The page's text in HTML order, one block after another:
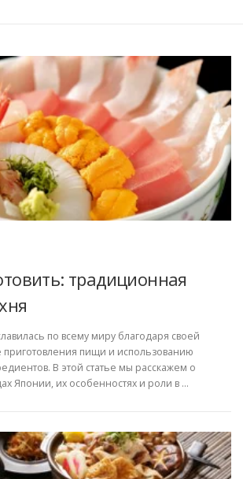
традиционная
по всему миру благодаря своей
приготовления пищи и использованию
В этой статье мы расскажем о
Японии, их особенностях и роли в …